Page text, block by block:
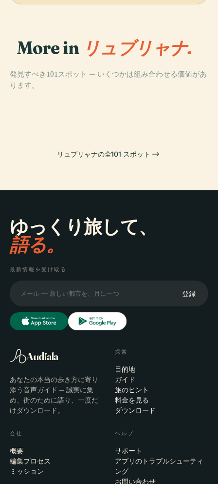
More in リュブリャナ.
発見すべき101スポット — いくつかは組み合わせる価値があ
ります。
PLACE
PLACE
PLACE
リュブリャナの全101 スポット
ゆっくり旅して、
語る。
最新情報を受け取る
登録
Audiala
あなたの本当の歩き方に寄り
添う音声ガイド — 誠実に集
め、街のために語り、一度だ
けダウンロード。
探索
目的地
ガイド
旅のヒント
料金を見る
ダウンロード
会社
概要
編集プロセス
ミッション
ヘルプ
サポート
アプリのトラブルシューティ
ング
お問い合わせ